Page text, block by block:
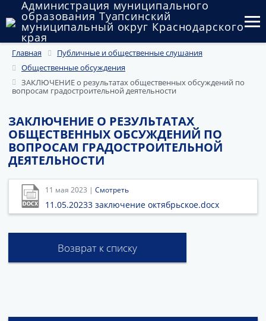
Администрация муниципального
образования Туапсинский
муниципальный округ Краснодарского
края
Округ
Администрация
Государственный и муниципальный контроль
Муниципальное имущество
Публичные слушания и общественные обсуждения
Документы
Главная
Публичные и общественные слушания
Общественные обсуждения
ЗАКЛЮЧЕНИЕ о результатах общественных обсуждений по
вопросам градостроительной деятельности
ЗАКЛЮЧЕНИЕ О РЕЗУЛЬТАТАХ
ОБЩЕСТВЕННЫХ ОБСУЖДЕНИЙ ПО
ВОПРОСАМ ГРАДОСТРОИТЕЛЬНОЙ
ДЕЯТЕЛЬНОСТИ
11 мая 2023 | Смотреть
11.05.20233 заключение октябрьское.docx
Возврат к списку